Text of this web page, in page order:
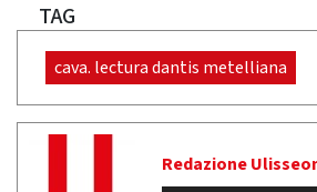
TAG
cava. lectura dantis metelliana
Redazione